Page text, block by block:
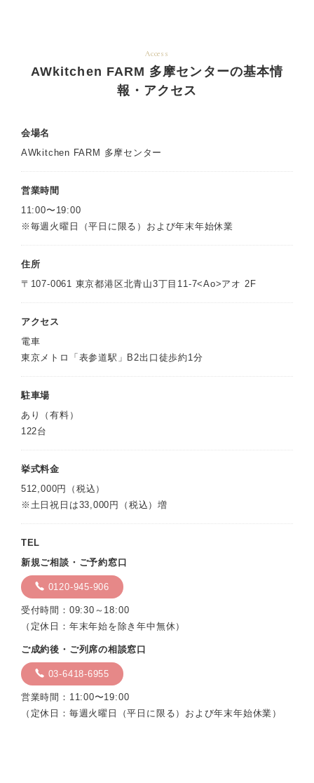
Access
AWkitchen FARM 多摩センターの基本情
報・アクセス
会場名
AWkitchen FARM 多摩センター
営業時間
11:00〜19:00
※毎週火曜日（平日に限る）および年末年始休業
住所
〒107-0061 東京都港区北青山3丁目11-7<Ao>アオ 2F
アクセス
電車
東京メトロ「表参道駅」B2出口徒歩約1分
駐車場
あり（有料）
122台
挙式料金
512,000円（税込）
※土日祝日は33,000円（税込）増
TEL
新規ご相談・ご予約窓口
0120-945-906
受付時間：09:30～18:00
（定休日：年末年始を除き年中無休）
ご成約後・ご列席の相談窓口
03-6418-6955
営業時間：11:00〜19:00
（定休日：毎週火曜日（平日に限る）および年末年始休業）